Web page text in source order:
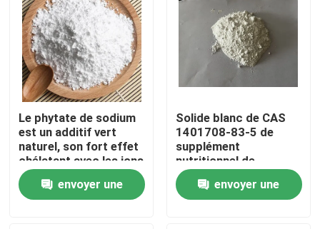
Maison
Produits
Le phytate de sodium
est un additif vert
naturel, son fort effet
chélatant avec les ions
métalliques, ses
puissantes propriétés
antioxydantes et
envoyer une
Solide blanc de CAS
1401708-83-5 de
supplément
nutritionnel de
nourriture de Dihexa
envoyer une